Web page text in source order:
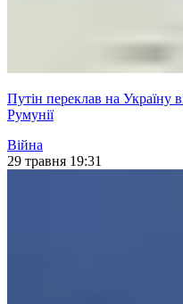
Путін переклав на Україну
Румунії
Війна
29 травня 19:31